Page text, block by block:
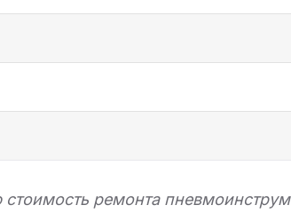
ремонта